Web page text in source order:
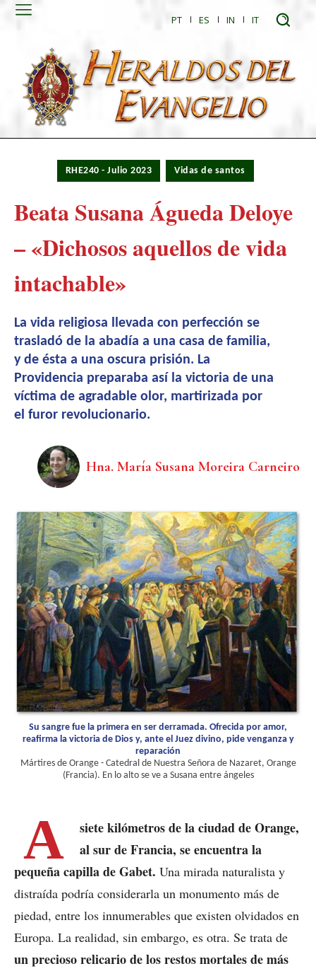
PT ES IN IT
RHE240 - Julio 2023 Vidas de santos
Beata Susana Águeda Deloye
– «Dichosos aquellos de vida
intachable»
La vida religiosa llevada con perfección se
trasladó de la abadía a una casa de familia,
y de ésta a una oscura prisión. La
Providencia preparaba así la victoria de una
víctima de agradable olor, martirizada por
el furor revolucionario.
Hna. María Susana Moreira Carneiro
Su sangre fue la primera en ser derramada. Ofrecida por amor,
reafirma la victoria de Dios y, ante el Juez divino, pide venganza y
reparación
Mártires de Orange - Catedral de Nuestra Señora de Nazaret, Orange
(Francia). En lo alto se ve a Susana entre ángeles
A
siete kilómetros de la ciudad de Orange,
al sur de Francia, se encuentra la
pequeña capilla de Gabet. Una mirada naturalista y
distraída podría considerarla un monumento más de
piedad, entre los innumerables que existen olvidados en
Europa. La realidad, sin embargo, es otra. Se trata de
un precioso relicario de los restos mortales de más